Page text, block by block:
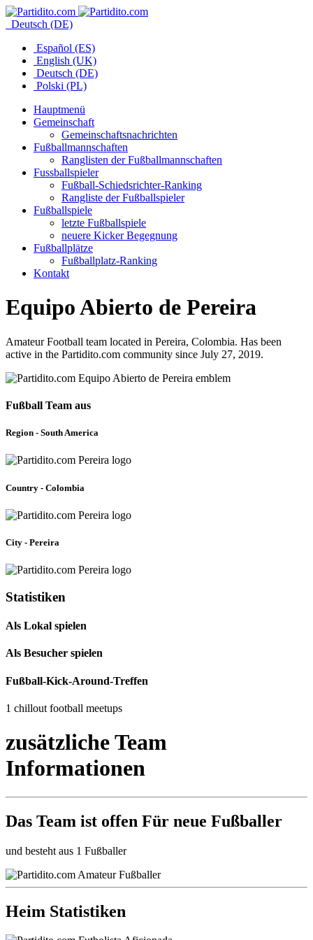
Deutsch (DE)
Español (ES)
English (UK)
Deutsch (DE)
Polski (PL)
Hauptmenü
Gemeinschaft
Gemeinschaftsnachrichten
Fußballmannschaften
Ranglisten der Fußballmannschaften
Fussballspieler
Fußball-Schiedsrichter-Ranking
Rangliste der Fußballspieler
Fußballspiele
letzte Fußballspiele
neuere Kicker Begegnung
Fußballplätze
Fußballplatz-Ranking
Kontakt
Equipo Abierto de Pereira
Amateur Football team located in Pereira, Colombia. Has been
active in the Partidito.com community since July 27, 2019.
Fußball Team aus
Region - South America
Country - Colombia
City - Pereira
Statistiken
Als Lokal spielen
Als Besucher spielen
Fußball-Kick-Around-Treffen
1 chillout football meetups
zusätzliche Team
Informationen
Das Team ist offen Für neue Fußballer
und besteht aus 1 Fußballer
Heim Statistiken